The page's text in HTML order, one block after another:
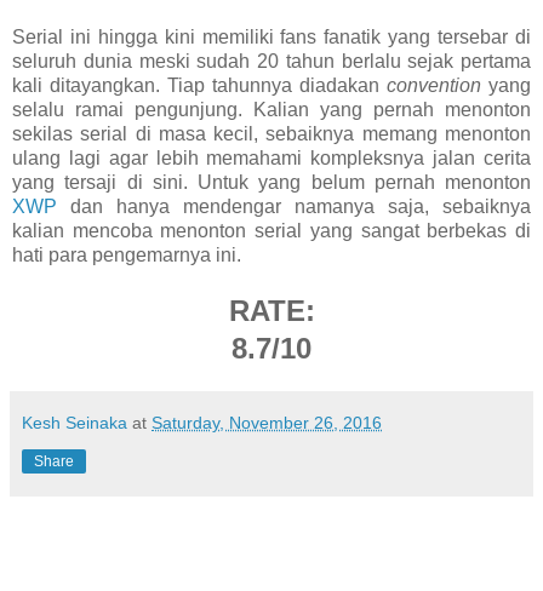
Serial ini hingga kini memiliki fans fanatik yang tersebar di
seluruh dunia meski sudah 20 tahun berlalu sejak pertama
kali ditayangkan. Tiap tahunnya diadakan convention yang
selalu ramai pengunjung. Kalian yang pernah menonton
sekilas serial di masa kecil, sebaiknya memang menonton
ulang lagi agar lebih memahami kompleksnya jalan cerita
yang tersaji di sini. Untuk yang belum pernah menonton
XWP dan hanya mendengar namanya saja, sebaiknya
kalian mencoba menonton serial yang sangat berbekas di
hati para pengemarnya ini.
RATE:
8.7/10
Kesh Seinaka at Saturday, November 26, 2016
Share